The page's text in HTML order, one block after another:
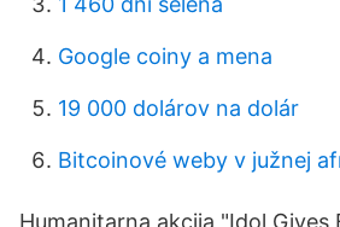
Google coiny a mena
19 000 dolárov na dolár
Bitcoinové weby v južnej
Humanitarna akcija "Idol Gives